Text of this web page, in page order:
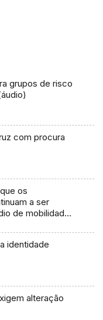
grupos de risco
com procura
os
a ser
de mobilidade
identidade
alteração